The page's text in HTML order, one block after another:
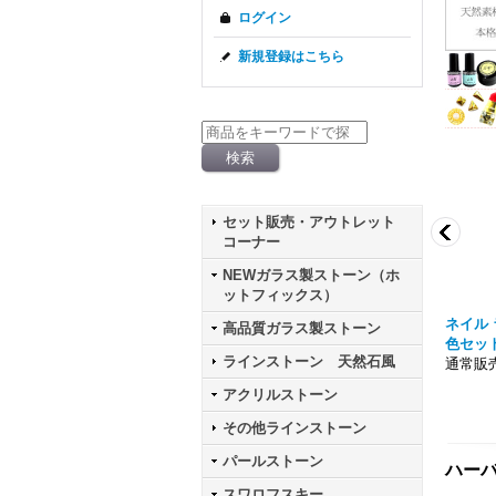
ログイン
新規登録はこちら
セット販売・アウトレット
コーナー
NEWガラス製ストーン（ホ
ットフィックス）
高品質ガラス製ストーン
ラインストーン 天然石風
アクリルストーン
その他ラインストーン
パールストーン
ニュアンス メタリック クロムパウダー ケ
ース入り
通常販売価格303円
ネイル
色セッ
通常販
ハー